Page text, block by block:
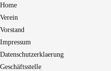
Home
Verein
Vorstand
Impressum
Datenschutzerklaerung
Geschäftsstelle